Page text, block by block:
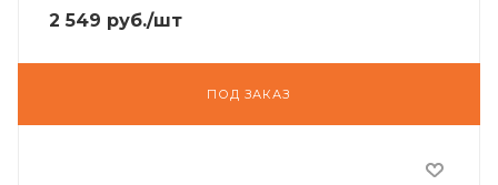
2 549 руб./шт
ПОД ЗАКАЗ